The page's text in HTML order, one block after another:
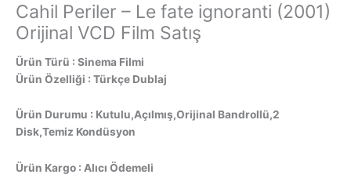
Cahil Periler – Le fate ignoranti (2001)
Orijinal VCD Film Satış
Ürün Türü : Sinema Filmi
Ürün Özelliği : Türkçe Dublaj
Ürün Durumu : Kutulu,Açılmış,Orijinal Bandrollü,2
Disk,Temiz Kondüsyon
Ürün Kargo : Alıcı Ödemeli